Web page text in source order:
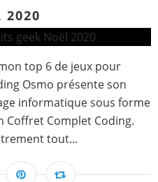
2020
top 6 de jeux pour
Osmo présente son
informatique sous forme
Coffret Complet Coding.
tout...